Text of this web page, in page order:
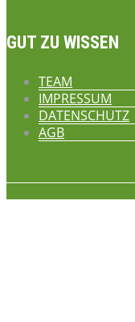
GUT ZU WISSEN
TEAM
IMPRESSUM
DATENSCHUTZ
AGB